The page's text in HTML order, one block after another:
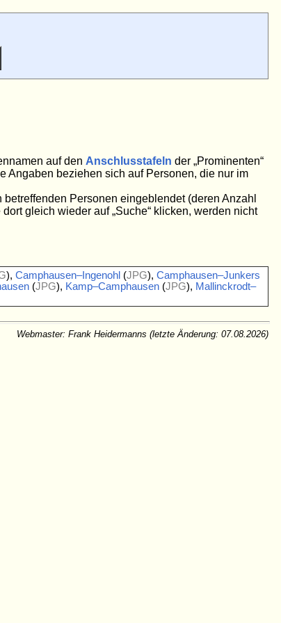
auf den Anschlusstafeln der „Prominenten“
Angaben beziehen sich auf Personen, die nur im
Personen eingeblendet (deren Anzahl
gleich wieder auf „Suche“ klicken, werden nicht
), Camphausen–Ingenohl (JPG), Camphausen–Junkers
(JPG), Kamp–Camphausen (JPG), Mallinckrodt–
Webmaster: Frank Heidermanns (letzte Änderung: 07.08.2026)